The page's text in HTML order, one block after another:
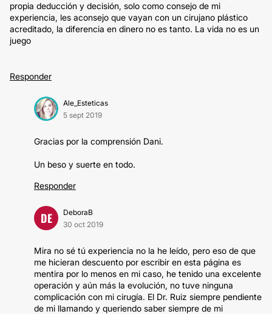
propia deducción y decisión, solo como consejo de mi
experiencia, les aconsejo que vayan con un cirujano plástico
acreditado, la diferencia en dinero no es tanto. La vida no es un
juego
Responder
Ale_Esteticas
5 sept 2019
Gracias por la comprensión Dani.
Un beso y suerte en todo.
Responder
DE
DeboraB
30 oct 2019
Mira no sé tú experiencia no la he leído, pero eso de que
me hicieran descuento por escribir en esta página es
mentira por lo menos en mi caso, he tenido una excelente
operación y aún más la evolución, no tuve ninguna
complicación con mi cirugía. El Dr. Ruiz siempre pendiente
de mi llamando y queriendo saber siempre de mi